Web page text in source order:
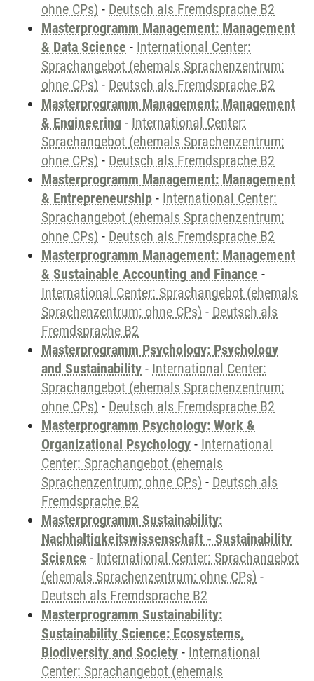
ohne CPs) - Deutsch als Fremdsprache B2
Masterprogramm Management: Management
& Data Science - International Center:
Sprachangebot (ehemals Sprachenzentrum;
ohne CPs) - Deutsch als Fremdsprache B2
Masterprogramm Management: Management
& Engineering - International Center:
Sprachangebot (ehemals Sprachenzentrum;
ohne CPs) - Deutsch als Fremdsprache B2
Masterprogramm Management: Management
& Entrepreneurship - International Center:
Sprachangebot (ehemals Sprachenzentrum;
ohne CPs) - Deutsch als Fremdsprache B2
Masterprogramm Management: Management
& Sustainable Accounting and Finance -
International Center: Sprachangebot (ehemals
Sprachenzentrum; ohne CPs) - Deutsch als
Fremdsprache B2
Masterprogramm Psychology: Psychology
and Sustainability - International Center:
Sprachangebot (ehemals Sprachenzentrum;
ohne CPs) - Deutsch als Fremdsprache B2
Masterprogramm Psychology: Work &
Organizational Psychology - International
Center: Sprachangebot (ehemals
Sprachenzentrum; ohne CPs) - Deutsch als
Fremdsprache B2
Masterprogramm Sustainability:
Nachhaltigkeitswissenschaft - Sustainability
Science - International Center: Sprachangebot
(ehemals Sprachenzentrum; ohne CPs) -
Deutsch als Fremdsprache B2
Masterprogramm Sustainability:
Sustainability Science: Ecosystems,
Biodiversity and Society - International
Center: Sprachangebot (ehemals